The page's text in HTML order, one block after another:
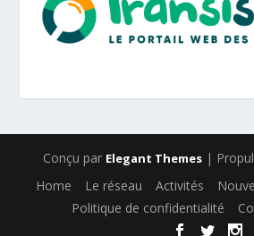
Conçu par Elegant Themes|
Home Le réseau Activités
Politique de confidentialité